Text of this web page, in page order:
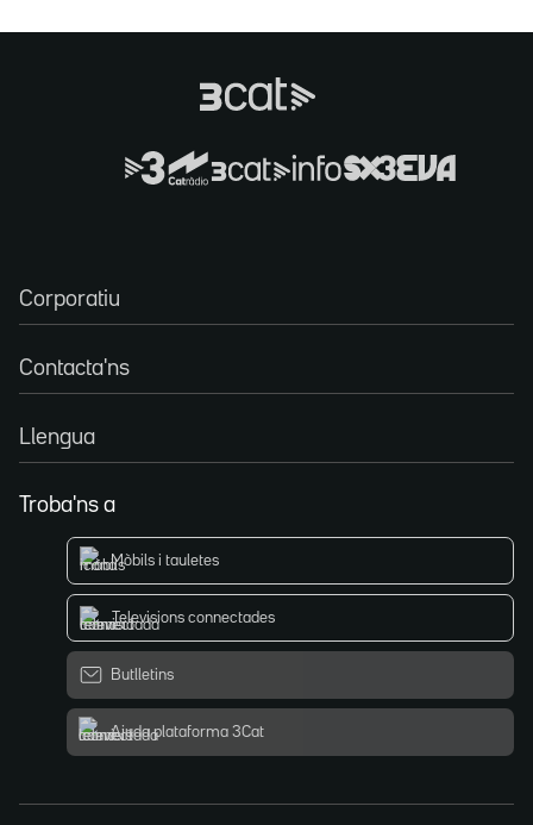
Corporatiu
Contacta'ns
Llengua
Troba'ns a
Mòbils i tauletes
Televisions connectades
Butlletins
Ajuda plataforma 3Cat